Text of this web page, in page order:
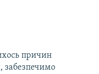
причин
забезпечимо